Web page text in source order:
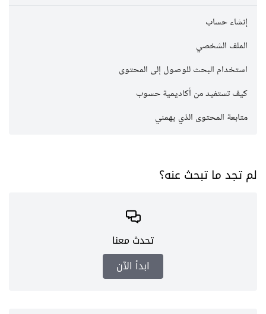
إنشاء حساب
الملف الشخصي
استخدام البحث للوصول إلى المحتوى
كيف تستفيد من أكاديمية حسوب
متابعة المحتوى الذي يهمني
لم تجد ما تبحث عنه؟
تحدث معنا
ابدأ اﻵن